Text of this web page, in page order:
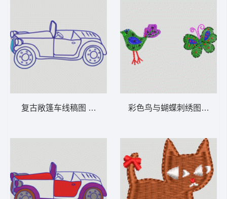
复古敞篷车线稿图 卡通童装章标贴布